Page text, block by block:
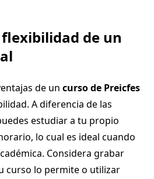
de un
de un curso de Preicfes
A diferencia de las
estudiar a tu propio
lo cual es ideal cuando
Considera grabar
curso lo permite o utilizar